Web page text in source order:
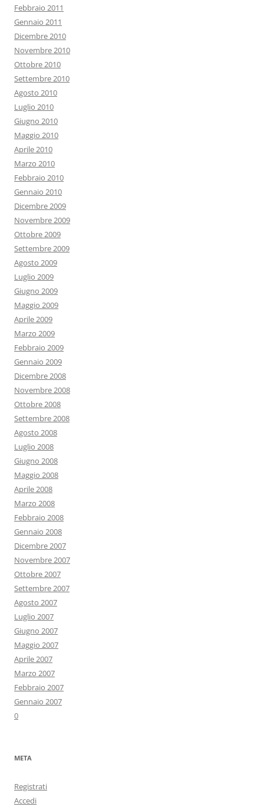
Febbraio 2011
Gennaio 2011
Dicembre 2010
Novembre 2010
Ottobre 2010
Settembre 2010
Agosto 2010
Luglio 2010
Giugno 2010
Maggio 2010
Aprile 2010
Marzo 2010
Febbraio 2010
Gennaio 2010
Dicembre 2009
Novembre 2009
Ottobre 2009
Settembre 2009
Agosto 2009
Luglio 2009
Giugno 2009
Maggio 2009
Aprile 2009
Marzo 2009
Febbraio 2009
Gennaio 2009
Dicembre 2008
Novembre 2008
Ottobre 2008
Settembre 2008
Agosto 2008
Luglio 2008
Giugno 2008
Maggio 2008
Aprile 2008
Marzo 2008
Febbraio 2008
Gennaio 2008
Dicembre 2007
Novembre 2007
Ottobre 2007
Settembre 2007
Agosto 2007
Luglio 2007
Giugno 2007
Maggio 2007
Aprile 2007
Marzo 2007
Febbraio 2007
Gennaio 2007
0
META
Registrati
Accedi